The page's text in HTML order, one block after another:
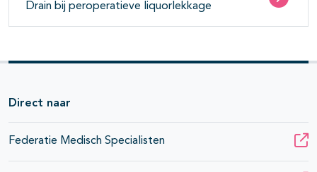
Drain bij peroperatieve liquorlekkage
Direct naar
Federatie Medisch Specialisten